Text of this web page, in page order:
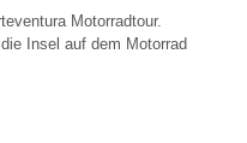
Motorradtour.
Insel auf dem Motorrad